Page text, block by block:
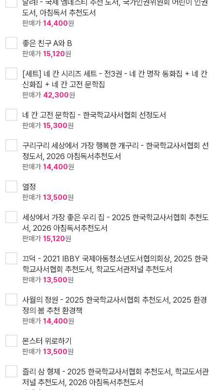
도서, 아침독서 추천도서
판매가 14,400원
좋은 친구 A와 B
판매가 15,120원
[세트] 네 칸 시리즈 세트 - 전3권 - 네 칸 명작 동화집 + 네 칸
신화집 + 네 칸 고전 문학집
판매가 42,300원
네 칸 고전 문학집 - 한국학교사서협회 선정도서
판매가 15,300원
구리구리 세상에서 가장 행복한 개구리 - 한국학교사서협회 선
정도서, 2026 아침독서추천도서
판매가 14,400원
열정
판매가 13,500원
세상에서 가장 좋은 우리 집 - 2025 한국학교사서협회 추천도
서, 2026 아침독서추천도서
판매가 15,120원
끄덕 - 2021 IBBY 국제아동청소년도서협의회상, 2025 한국
학교사서협회 추천도서, 학교도서관저널 추천도서
판매가 13,500원
사월의 정원 - 2025 한국학교사서협회 추천도서, 2025 환경
정의 봄 추천 환경책
판매가 14,400원
몬스터 위로하기
판매가 13,500원
즐리 삼 형제 - 2025 한국학교사서협회 추천도서, 학교도서관
저널 추천도서, 2026 아침독서추천도서